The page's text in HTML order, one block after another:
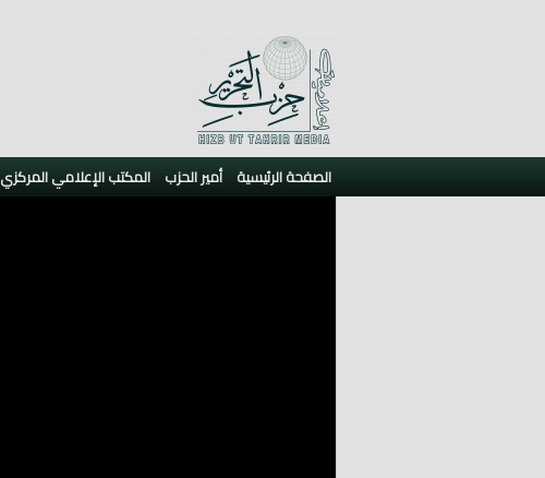
الصفحة الرئيسية أمير الحزب المكتب الإعلامي المركزي